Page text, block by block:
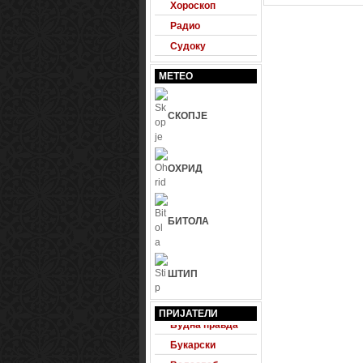
Хороскоп
Радио
Судоку
МЕТЕО
СКОПЈЕ
ОХРИД
БИТОЛА
ШТИП
ПРИЈАТЕЛИ
24 Фудбал
Будна правда
Букарски
Велесвеб